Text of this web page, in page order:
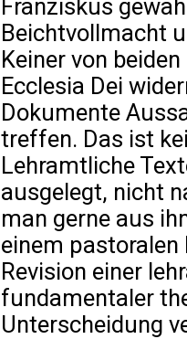
Franziskus
Beichtvollmacht
Keiner von
Ecclesia Dei
Dokumente
treffen. Das ist
Lehramtliche
ausgelegt, nicht
man gerne aus
einem
Revision einer
fundamentaler
Unterscheidung